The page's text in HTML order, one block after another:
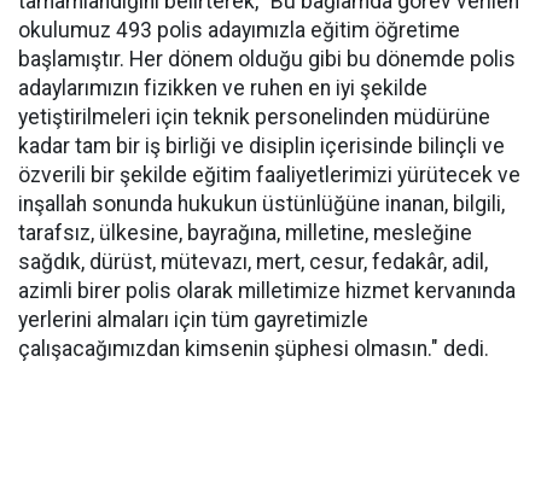
okulumuz 493 polis adayımızla eğitim öğretime
başlamıştır. Her dönem olduğu gibi bu dönemde polis
adaylarımızın fizikken ve ruhen en iyi şekilde
yetiştirilmeleri için teknik personelinden müdürüne
kadar tam bir iş birliği ve disiplin içerisinde bilinçli ve
özverili bir şekilde eğitim faaliyetlerimizi yürütecek ve
inşallah sonunda hukukun üstünlüğüne inanan, bilgili,
tarafsız, ülkesine, bayrağına, milletine, mesleğine
sağdık, dürüst, mütevazı, mert, cesur, fedakâr, adil,
azimli birer polis olarak milletimize hizmet kervanında
yerlerini almaları için tüm gayretimizle
çalışacağımızdan kimsenin şüphesi olmasın." dedi.